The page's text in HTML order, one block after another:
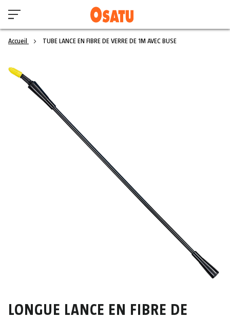
Accueil TUBE LANCE EN FIBRE DE VERRE DE 1M AVEC BUSE
LONGUE LANCE EN FIBRE DE